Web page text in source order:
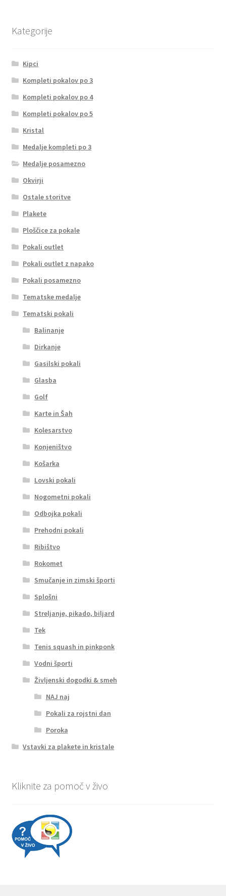
Kategorije
Kipci
Kompleti pokalov po 3
Kompleti pokalov po 4
Kompleti pokalov po 5
Kristal
Medalje kompleti po 3
Medalje posamezno
Okvirji
Ostale storitve
Plakete
Ploščice za pokale
Pokali outlet
Pokali outlet z napako
Pokali posamezno
Tematske medalje
Tematski pokali
Balinanje
Dirkanje
Gasilski pokali
Glasba
Golf
Karte in Šah
Kolesarstvo
Konjeništvo
Košarka
Lovski pokali
Nogometni pokali
Odbojka pokali
Prehodni pokali
Ribištvo
Rokomet
Smučanje in zimski športi
Splošni
Streljanje, pikado, biljard
Tek
Tenis squash in pinkponk
Vodni športi
Življenski dogodki & smeh
NAJ naj
Pokali za rojstni dan
Poroka
Vstavki za plakete in kristale
Kliknite za pomoč v živo